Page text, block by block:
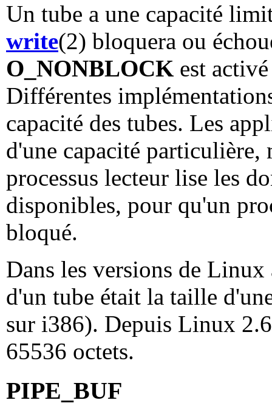
Un tube a une capacité
write(2) bloquera ou
O_NONBLOCK est
Différentes
capacité des tubes. Les
d'une capacité particulière,
processus lecteur lise les
disponibles, pour qu'un
bloqué.
Dans les versions de Linux
d'un tube était la taille
sur i386). Depuis Linux
65536 octets.
PIPE_BUF